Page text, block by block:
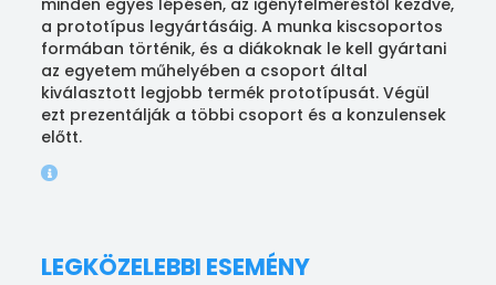
minden egyes lépésén, az igényfelméréstől kezdve,
a prototípus legyártásáig. A munka kiscsoportos
formában történik, és a diákoknak le kell gyártani
az egyetem műhelyében a csoport által
kiválasztott legjobb termék prototípusát. Végül
ezt prezentálják a többi csoport és a konzulensek
előtt.
LEGKÖZELEBBI ESEMÉNY